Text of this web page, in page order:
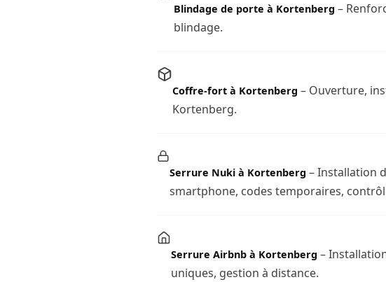
Blindage de porte à Kortenberg –
blindage.
Coffre-fort à Kortenberg – Ouverture,
Kortenberg.
Serrure Nuki à Kortenberg – Installation
smartphone, codes temporaires,
Serrure Airbnb à Kortenberg –
uniques, gestion à distance.